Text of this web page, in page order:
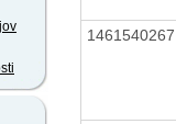
1461540267